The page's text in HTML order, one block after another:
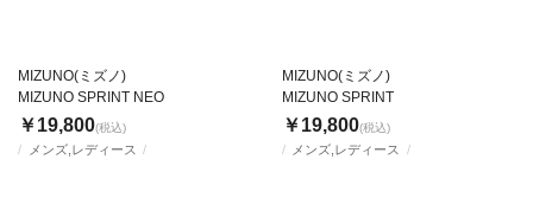
メンズ,レディース
MIZUNO(ミズノ)
MIZUNO SPRINT NEO
￥19,800(税込)
メンズ,レディース
MIZUNO(ミズノ)
MIZUNO SPRINT
￥19,800(税込)